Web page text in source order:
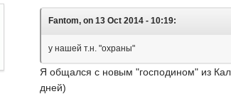
Fantom, on 13 Oct 2014 - 10:19:
у нашей т.н. "охраны"
Я общался с новым "господином" из
дней)